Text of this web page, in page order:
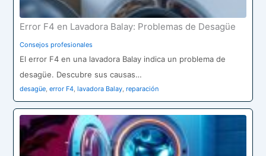
Error F4 en Lavadora Balay: Problemas de Desagüe
Consejos profesionales
El error F4 en una lavadora Balay indica un problema de
desagüe. Descubre sus causas…
desagüe,error F4,lavadora Balay,reparación